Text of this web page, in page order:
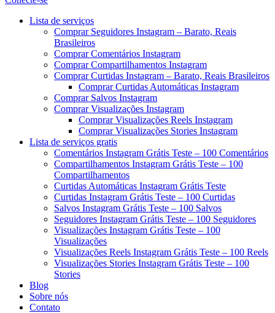
Menu
Lista de serviços
Comprar Seguidores Instagram – Barato, Reais
Brasileiros
Comprar Comentários Instagram
Comprar Compartilhamentos Instagram
Comprar Curtidas Instagram – Barato, Reais Brasileiros
Comprar Curtidas Automáticas Instagram
Comprar Salvos Instagram
Comprar Visualizações Instagram
Comprar Visualizações Reels Instagram
Comprar Visualizações Stories Instagram
Lista de serviços gratis
Comentários Instagram Grátis Teste – 100 Comentários
Compartilhamentos Instagram Grátis Teste – 100
Compartilhamentos
Curtidas Automáticas Instagram Grátis Teste
Curtidas Instagram Grátis Teste – 100 Curtidas
Salvos Instagram Grátis Teste – 100 Salvos
Seguidores Instagram Grátis Teste – 100 Seguidores
Visualizações Instagram Grátis Teste – 100
Visualizações
Visualizações Reels Instagram Grátis Teste – 100 Reels
Visualizações Stories Instagram Grátis Teste – 100
Stories
Blog
Sobre nós
Contato